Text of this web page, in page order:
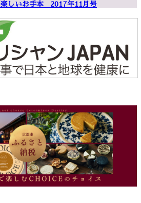
楽しいお手本 2017年11月号